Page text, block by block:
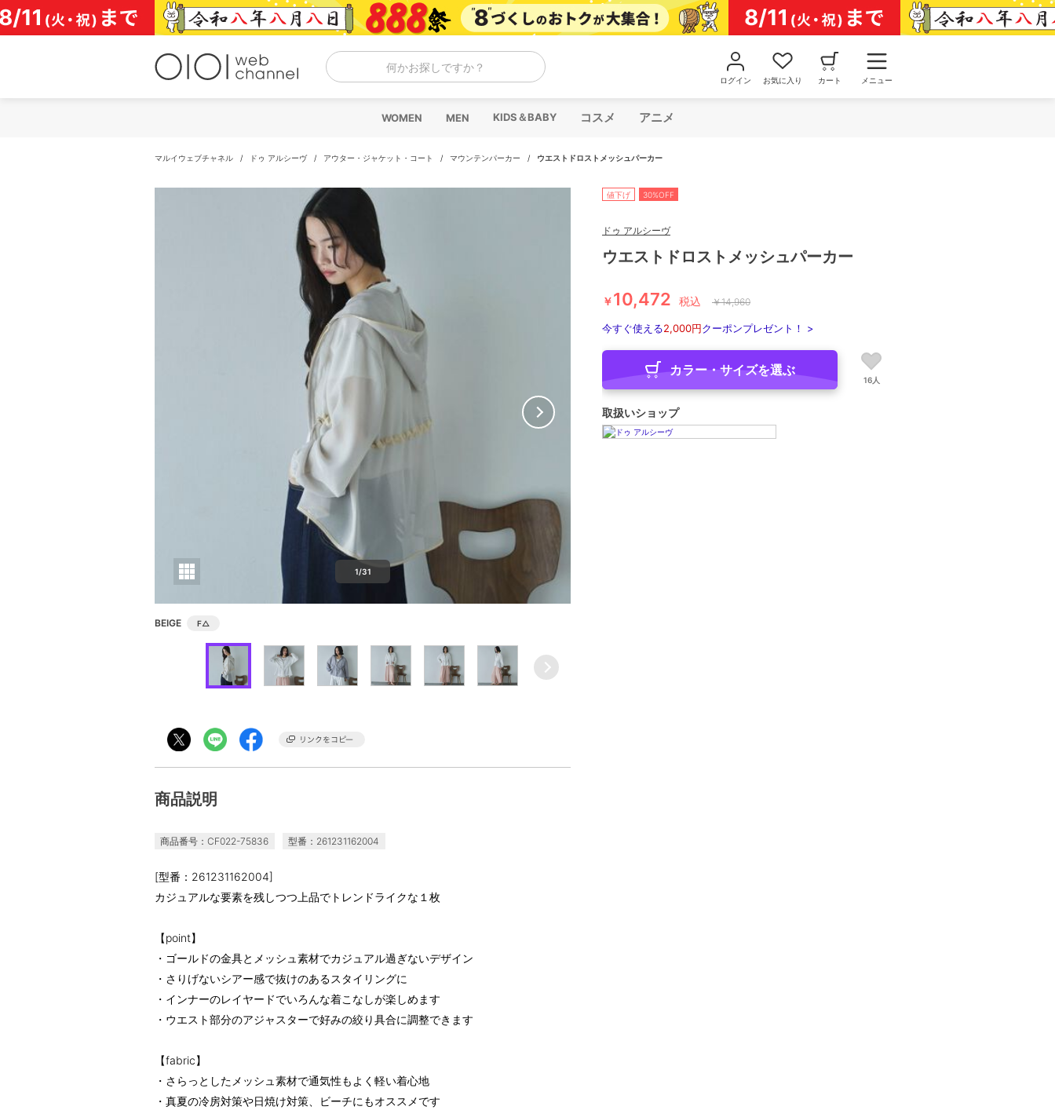
コ
ン
テ
何かお探しですか？
ログイン お気に入り カート メニュー
WOMEN MEN KIDS＆BABY コスメ アニメ
マルイウェブチャネル / ドゥ アルシーヴ / アウター・ジャケット・コート / マウンテンパーカー / ウエストドロストメッシュパーカー
1/31
BEIGE F△
商品説明
商品番号：CF022-75836 型番：261231162004
[型番：261231162004]
カジュアルな要素を残しつつ上品でトレンドライクな１枚
【point】
・ゴールドの金具とメッシュ素材でカジュアル過ぎないデザイン
・さりげないシアー感で抜けのあるスタイリングに
・インナーのレイヤードでいろんな着こなしが楽しめます
・ウエスト部分のアジャスターで好みの絞り具合に調整できます
【fabric】
・さらっとしたメッシュ素材で通気性もよく軽い着心地
・真夏の冷房対策や日焼け対策、ビーチにもオススメです
値下げ 30%OFF
ドゥ アルシーヴ
ウエストドロストメッシュパーカー
￥10,472 税込 ￥14,960
今すぐ使える2,000円クーポンプレゼント！ >
カラー・サイズを選ぶ
16人
取扱いショップ